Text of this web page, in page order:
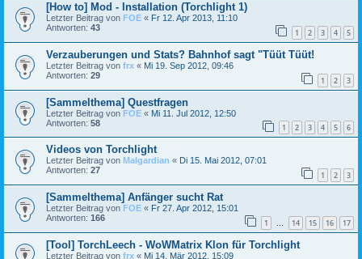
[How to] Mod - Installation (Torchlight 1)
Letzter Beitrag von FOE « Fr 12. Apr 2013, 11:10
Antworten: 43 1 2 3 4 5
Verzauberungen und Stats? Bahnhof sagt "Tüüt Tüüt!
Letzter Beitrag von frx « Mi 19. Sep 2012, 09:46
Antworten: 29 1 2 3
[Sammelthema] Questfragen
Letzter Beitrag von FOE « Mi 11. Jul 2012, 12:50
Antworten: 58 1 2 3 4 5 6
Videos von Torchlight
Letzter Beitrag von Malgardian « Di 15. Mai 2012, 07:01
Antworten: 27 1 2 3
[Sammelthema] Anfänger sucht Rat
Letzter Beitrag von FOE « Fr 27. Apr 2012, 15:01
Antworten: 166 1 … 14 15 16 17
[Tool] TorchLeech - WoWMatrix Klon für Torchlight
Letzter Beitrag von frx « Mi 14. Mär 2012, 15:09